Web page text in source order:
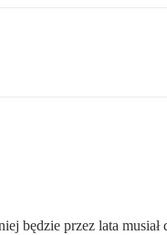
będzie przez lata musiał